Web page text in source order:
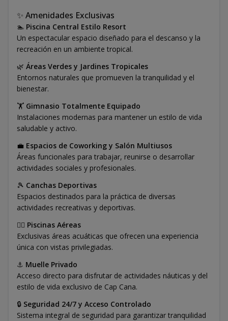
✨ Amenidades Exclusivas
🏊 Piscina Central Estilo Resort
Un espectacular espacio diseñado para el descanso y la
recreación en un ambiente tropical.
🌿 Áreas Verdes y Jardines Tropicales
Entornos naturales que promueven la tranquilidad y el
bienestar.
🏋️ Gimnasio Totalmente Equipado
Instalaciones modernas para mantener un estilo de vida
saludable y activo.
💼 Espacios de Coworking y Salón Multiusos
Áreas funcionales para trabajar, reunirse o desarrollar
actividades sociales y profesionales.
🎾 Canchas Deportivas
Espacios destinados para la práctica de diversas
actividades recreativas y deportivas.
🏊‍♂️ Piscinas Aéreas
Exclusivas áreas acuáticas que ofrecen una experiencia
única con vistas privilegiadas.
⚓ Muelle Privado
Acceso directo para disfrutar de actividades náuticas y del
estilo de vida exclusivo de Cap Cana.
🔒 Seguridad 24/7 y Acceso Controlado
Sistema integral de seguridad para garantizar tranquilidad